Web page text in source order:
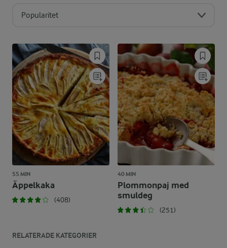
Popularitet
55 MIN
Äppelkaka
(408)
40 MIN
Plommonpaj med
smuldeg
(251)
RELATERADE KATEGORIER